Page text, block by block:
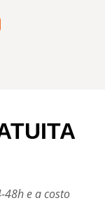
48h e a costo